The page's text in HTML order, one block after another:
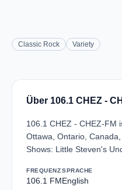
Classic Rock Variety
Über 106.1 CHEZ -
106.1 CHEZ - CHEZ-FM
Ottawa, Ontario,
Shows: Little Steven's
FREQUENZ
106.1 FM
SPRACHE
English